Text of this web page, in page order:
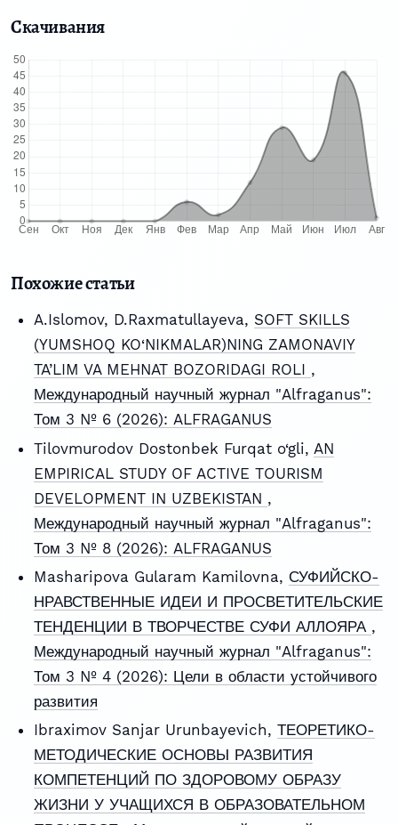
Скачивания
Похожие статьи
A.Islomov, D.Raxmatullayeva, SOFT SKILLS
(YUMSHOQ KO‘NIKMALAR)NING ZAMONAVIY
TA’LIM VA MEHNAT BOZORIDAGI ROLI ,
Международный научный журнал "Alfraganus":
Том 3 № 6 (2026): ALFRAGANUS
Tilovmurodov Dostonbek Furqat o‘gli, AN
EMPIRICAL STUDY OF ACTIVE TOURISM
DEVELOPMENT IN UZBEKISTAN ,
Международный научный журнал "Alfraganus":
Том 3 № 8 (2026): ALFRAGANUS
Masharipova Gularam Kamilovna, СУФИЙСКО-
НРАВСТВЕННЫЕ ИДЕИ И ПРОСВЕТИТЕЛЬСКИЕ
ТЕНДЕНЦИИ В ТВОРЧЕСТВЕ СУФИ АЛЛОЯРА ,
Международный научный журнал "Alfraganus":
Том 3 № 4 (2026): Цели в области устойчивого
развития
Ibraximov Sanjar Urunbayevich, ТЕОРЕТИКО-
МЕТОДИЧЕСКИЕ ОСНОВЫ РАЗВИТИЯ
КОМПЕТЕНЦИЙ ПО ЗДОРОВОМУ ОБРАЗУ
ЖИЗНИ У УЧАЩИХСЯ В ОБРАЗОВАТЕЛЬНОМ